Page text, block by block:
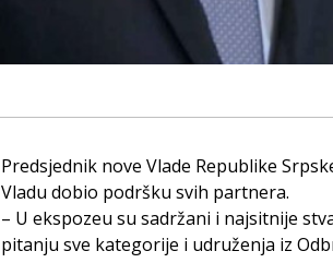
Predsjednik nove Vlade Republike
Vladu dobio podršku svih partnera.
– U ekspozeu su sadržani i najsitnije
pitanju sve kategorije i udruženja iz